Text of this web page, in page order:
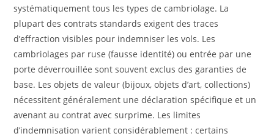
systématiquement tous les types de cambriolage. La
plupart des contrats standards exigent des traces
d’effraction visibles pour indemniser les vols. Les
cambriolages par ruse (fausse identité) ou entrée par une
porte déverrouillée sont souvent exclus des garanties de
base. Les objets de valeur (bijoux, objets d’art, collections)
nécessitent généralement une déclaration spécifique et un
avenant au contrat avec surprime. Les limites
d’indemnisation varient considérablement : certains